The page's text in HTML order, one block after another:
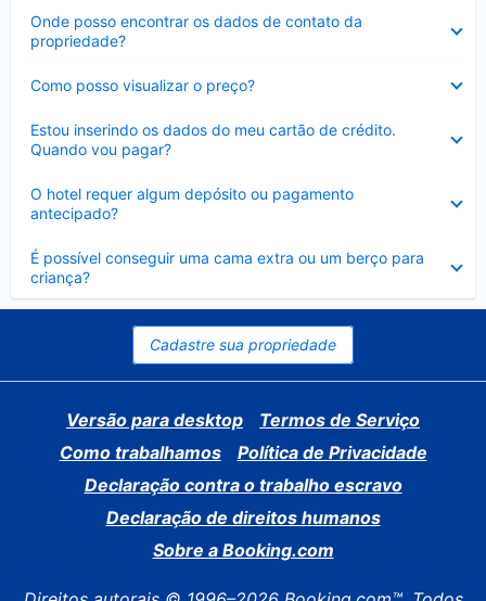
Onde posso encontrar os dados de contato da
propriedade?
Como posso visualizar o preço?
Estou inserindo os dados do meu cartão de crédito.
Quando vou pagar?
O hotel requer algum depósito ou pagamento
antecipado?
É possível conseguir uma cama extra ou um berço para
criança?
Contraído
Cadastre sua propriedade
Versão para desktop
Termos de Serviço
Como trabalhamos
Política de Privacidade
Declaração contra o trabalho escravo
Declaração de direitos humanos
Sobre a Booking.com